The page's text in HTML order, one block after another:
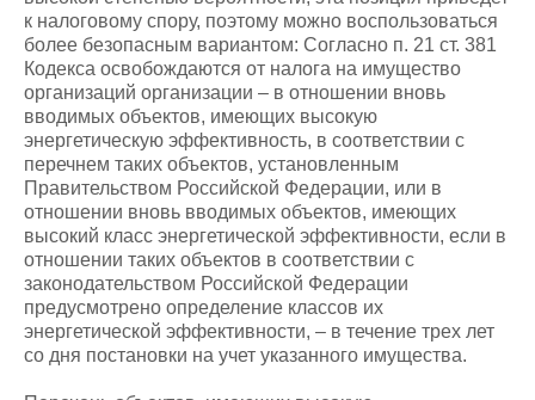
к налоговому спору, поэтому можно воспользоваться
более безопасным вариантом: Согласно п. 21 ст. 381
Кодекса освобождаются от налога на имущество
организаций организации – в отношении вновь
вводимых объектов, имеющих высокую
энергетическую эффективность, в соответствии с
перечнем таких объектов, установленным
Правительством Российской Федерации, или в
отношении вновь вводимых объектов, имеющих
высокий класс энергетической эффективности, если в
отношении таких объектов в соответствии с
законодательством Российской Федерации
предусмотрено определение классов их
энергетической эффективности, – в течение трех лет
со дня постановки на учет указанного имущества.